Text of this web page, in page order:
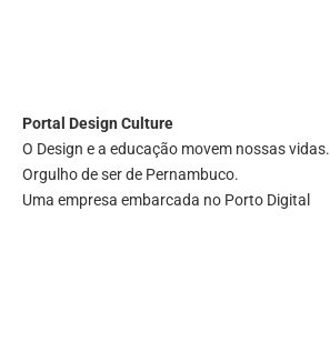
Portal Design Culture
O Design e a educação movem nossas vidas.
Orgulho de ser de Pernambuco.
Uma empresa embarcada no Porto Digital